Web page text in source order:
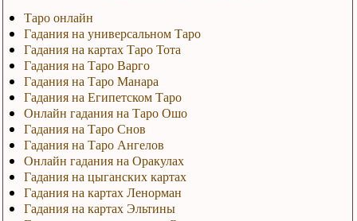
Таро онлайн
Гадания на универсальном Таро
Гадания на картах Таро Тота
Гадания на Таро Варго
Гадания на Таро Манара
Гадания на Египетском Таро
Онлайн гадания на Таро Ошо
Гадания на Таро Снов
Гадания на Таро Ангелов
Онлайн гадания на Оракулах
Гадания на цыганских картах
Гадания на картах Ленорман
Гадания на картах Эльтины